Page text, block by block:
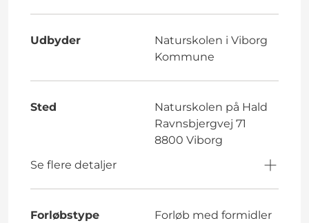
Udbyder
Naturskolen i Viborg
Kommune
Sted
Naturskolen på Hald
Ravnsbjergvej 71
8800 Viborg
Se flere detaljer
Forløbstype
Forløb med formidler